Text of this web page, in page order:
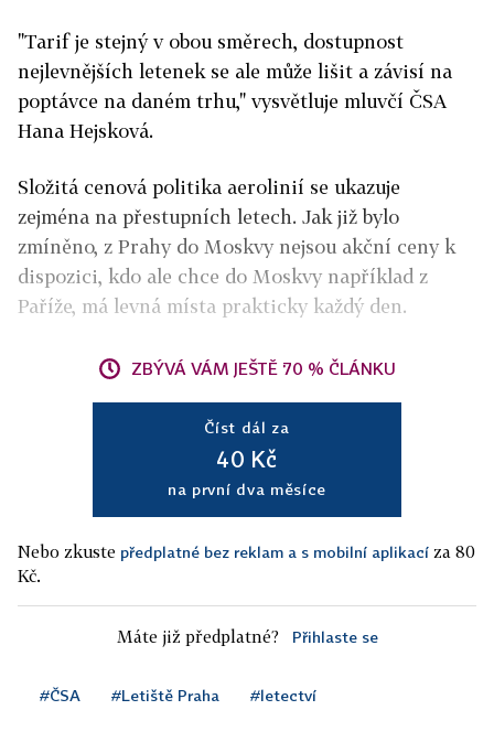
"Tarif je stejný v obou směrech, dostupnost
nejlevnějších letenek se ale může lišit a závisí na
poptávce na daném trhu," vysvětluje mluvčí ČSA
Hana Hejsková.
Složitá cenová politika aerolinií se ukazuje
zejména na přestupních letech. Jak již bylo
zmíněno, z Prahy do Moskvy nejsou akční ceny k
dispozici, kdo ale chce do Moskvy například z
Paříže, má levná místa prakticky každý den.
ZBÝVÁ VÁM JEŠTĚ 70 % ČLÁNKU
Číst dál za
40 Kč
na první dva měsíce
Nebo zkuste předplatné bez reklam a s mobilní aplikací za 80
Kč.
Máte již předplatné? Přihlaste se
#ČSA #Letiště Praha #letectví